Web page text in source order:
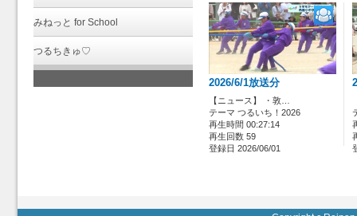
みねっと for School
つるちきゅ♡
2026/6/1放送分
【ニュース】 ・敦…
テーマ つるいち！2026
再生時間 00:27:14
再生回数 59
登録日 2026/06/01